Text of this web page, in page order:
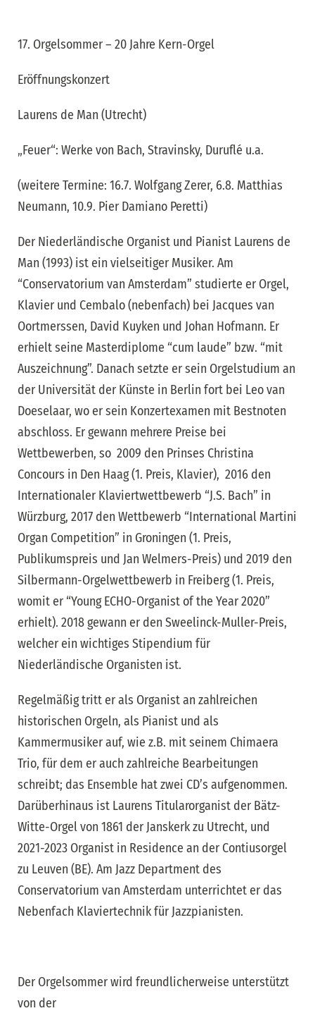
17. Orgelsommer – 20 Jahre Kern-Orgel
Eröffnungskonzert
Laurens de Man (Utrecht)
„Feuer“: Werke von Bach, Stravinsky, Duruflé u.a.
(weitere Termine: 16.7. Wolfgang Zerer, 6.8. Matthias
Neumann, 10.9. Pier Damiano Peretti)
Der Niederländische Organist und Pianist Laurens de
Man (1993) ist ein vielseitiger Musiker. Am
“Conservatorium van Amsterdam” studierte er Orgel,
Klavier und Cembalo (nebenfach) bei Jacques van
Oortmerssen, David Kuyken und Johan Hofmann. Er
erhielt seine Masterdiplome “cum laude” bzw. “mit
Auszeichnung”. Danach setzte er sein Orgelstudium an
der Universität der Künste in Berlin fort bei Leo van
Doeselaar, wo er sein Konzertexamen mit Bestnoten
abschloss. Er gewann mehrere Preise bei
Wettbewerben, so 2009 den Prinses Christina
Concours in Den Haag (1. Preis, Klavier), 2016 den
Internationaler Klaviertwettbewerb “J.S. Bach” in
Würzburg, 2017 den Wettbewerb “International Martini
Organ Competition” in Groningen (1. Preis,
Publikumspreis und Jan Welmers-Preis) und 2019 den
Silbermann-Orgelwettbewerb in Freiberg (1. Preis,
womit er “Young ECHO-Organist of the Year 2020”
erhielt). 2018 gewann er den Sweelinck-Muller-Preis,
welcher ein wichtiges Stipendium für
Niederländische Organisten ist.
Regelmäßig tritt er als Organist an zahlreichen
historischen Orgeln, als Pianist und als
Kammermusiker auf, wie z.B. mit seinem Chimaera
Trio, für dem er auch zahlreiche Bearbeitungen
schreibt; das Ensemble hat zwei CD’s aufgenommen.
Darüberhinaus ist Laurens Titularorganist der Bätz-
Witte-Orgel von 1861 der Janskerk zu Utrecht, und
2021-2023 Organist in Residence an der Contiusorgel
zu Leuven (BE). Am Jazz Department des
Conservatorium van Amsterdam unterrichtet er das
Nebenfach Klaviertechnik für Jazzpianisten.
Der Orgelsommer wird freundlicherweise unterstützt
von der